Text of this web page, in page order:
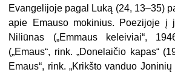
Evangelijoje pagal Luką (24, 13–35)
apie Emauso mokinius. Poezijoje į
Niliūnas („Emmaus keleiviai“,
(„Emaus“, rink. „Donelaičio kapas“
Emaus“, rink. „Krikšto vanduo